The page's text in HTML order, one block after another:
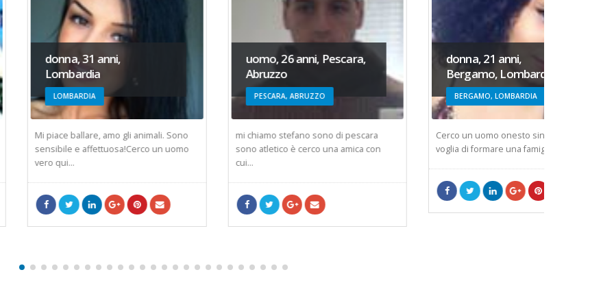
31 anni,
ballare, amo gli animali. Sono
e affettuosa!Cerco un uomo
uomo, 26 anni, Pescara,
PESCARA, ABRUZZO
mi chiamo stefano sono di pescara
sono atletico è cerco una amica con
donna, 21 anni,
Bergamo, Lombardia
BERGAMO, LOMBARDIA
Cerco un uomo onesto sincero e con
voglia di formare una famiglia, mi piace...